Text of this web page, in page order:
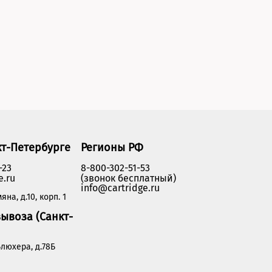
Петербурге
д.10, корп. 1
(Санкт-
д.78Б
Регионы РФ
8-800-302-51-53
(звонок бесплатный)
info@cartridge.ru